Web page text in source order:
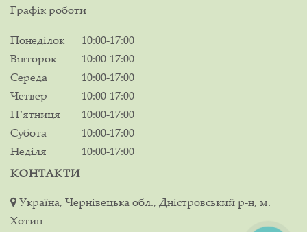
Графік роботи
Понеділок
10:00-17:00
Вівторок
10:00-17:00
Середа
10:00-17:00
Четвер
10:00-17:00
Пʼятниця
10:00-17:00
Субота
10:00-17:00
Неділя
10:00-17:00
КОНТАКТИ
Україна, Чернівецька обл., Дністровський р-н, м.
Хотин